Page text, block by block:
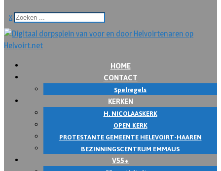
x
HOME
CONTACT
Spelregels
KERKEN
H. NICOLAASKERK
OPEN KERK
PROTESTANTE GEMEENTE HELEVOIRT-HAAREN
BEZINNINGSCENTRUM EMMAUS
V55+